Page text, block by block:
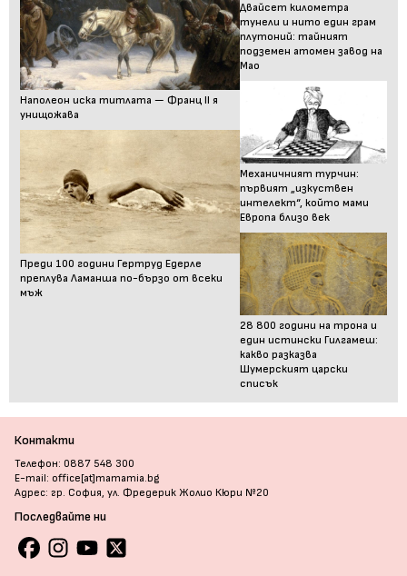
Наполеон иска титлата — Франц II я
унищожава
Преди 100 години Гертруд Едерле
преплува Ламанша по-бързо от всеки
мъж
Двайсет километра
тунели и нито един грам
плутоний: тайният
подземен атомен завод на
Мао
Механичният турчин:
първият „изкуствен
интелект“, който мами
Европа близо век
28 800 години на трона и
един истински Гилгамеш:
какво разказва
Шумерският царски
списък
Контакти
Телефон: 0887 548 300
E-mail: office[at]mamamia.bg
Адрес: гр. София, ул. Фредерик Жолио Кюри №20
Последвайте ни